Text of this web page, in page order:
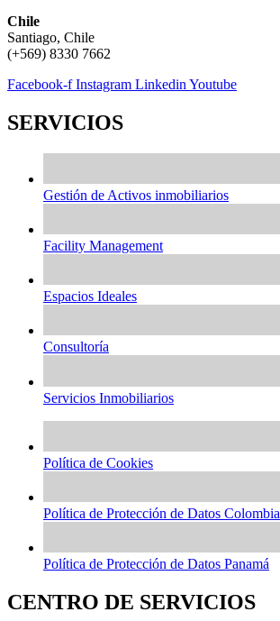
Chile
Santiago, Chile
(+569) 8330 7662
Facebook-f Instagram Linkedin Youtube
SERVICIOS
Gestión de Activos inmobiliarios
Facility Management
Espacios Ideales
Consultoría
Servicios Inmobiliarios
Política de Cookies
Política de Protección de Datos Colombia
Política de Protección de Datos Panamá
CENTRO DE SERVICIOS